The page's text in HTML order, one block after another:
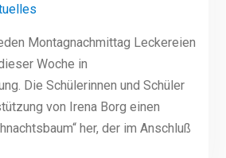
Montagnachmittag Leckereien
Woche in
Die Schülerinnen und Schüler
von Irena Borg einen
her, der im Anschluß